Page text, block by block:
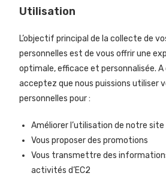
Utilisation
L’objectif principal de la collecte de
personnelles est de vous offrir une
optimale, efficace et personnalisée.
acceptez que nous puissions utiliser
personnelles pour :
Améliorer l’utilisation de notre
Vous proposer des promotions
Vous transmettre des
activités d’EC2